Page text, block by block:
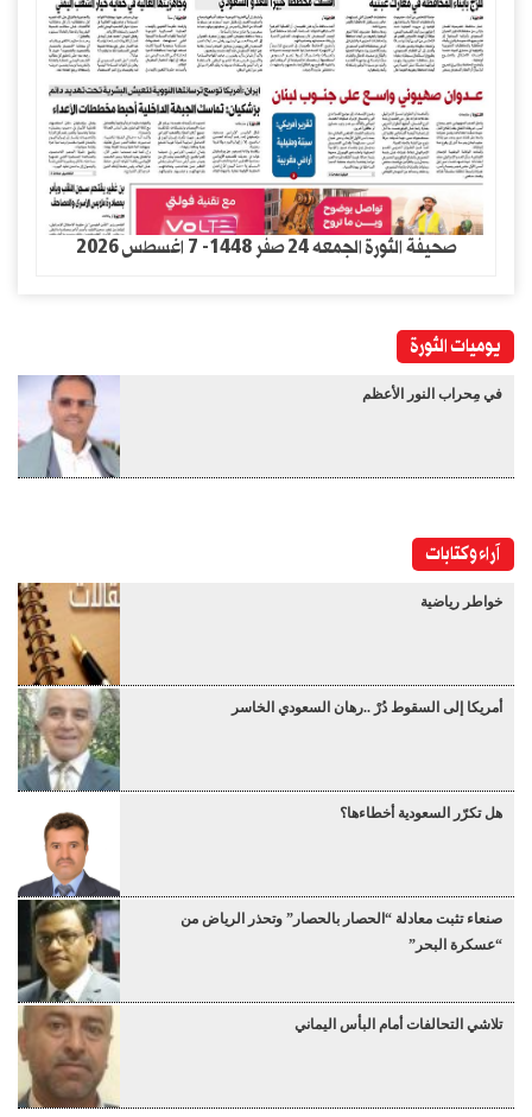
صحيفة الثورة الجمعه 24 صفر 1448- 7 اغسطس 2026
يوميات الثورة
في مِحراب النور الأعظم
آراء وكتابات
خواطر رياضية
أمريكا إلى السقوط دُرْ ..رهان السعودي الخاسر
هل تكرّر السعودية أخطاءها؟
صنعاء تثبت معادلة “الحصار بالحصار” وتحذر الرياض من
“عسكرة البحر”
تلاشي التحالفات أمام البأس اليماني